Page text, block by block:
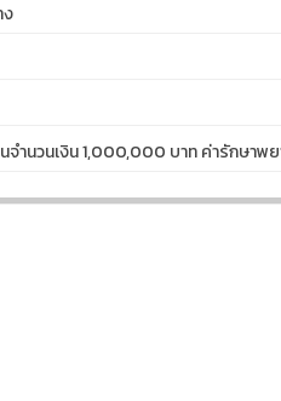
จำนวนเงิน 1,000,000 บาท ค่ารักษา